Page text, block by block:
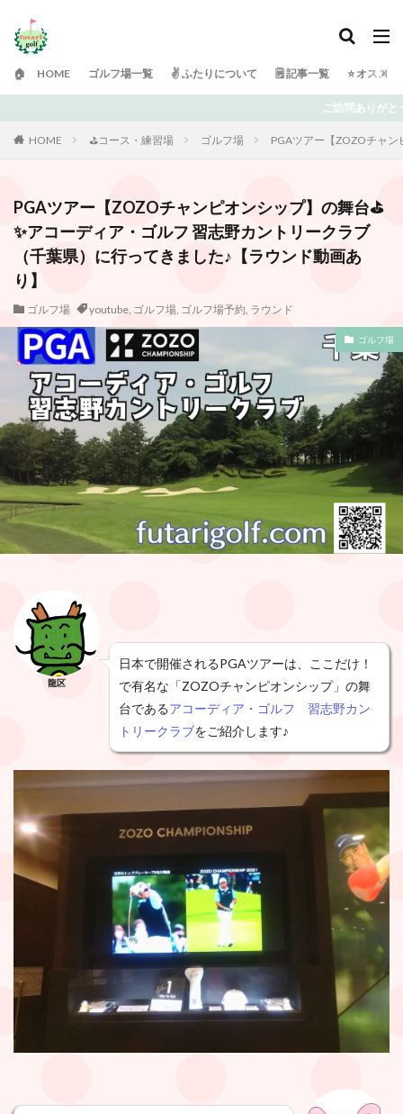
🏠 HOME ゴルフ場一覧 ✌️ ふたりについて 🗒 記事一覧 ⭐️ オスス
ご訪問ありがとうございます！ 日々ゴルフで頭がいっぱいの「ふ
HOME ⛳️コース・練習場 ゴルフ場 PGAツアー【ZOZOチャ
PGAツアー【ZOZOチャンピオンシップ】の舞台⛳️
✨アコーディア・ゴルフ 習志野カントリークラブ
（千葉県）に行ってきました♪【ラウンド動画あ
り】
ゴルフ場 youtube, ゴルフ場, ゴルフ場予約, ラウンド
ゴルフ場
龍区
日本で開催されるPGAツアーは、ここだけ！
で有名な「ZOZOチャンピオンシップ」の舞
台であるアコーディア・ゴルフ 習志野カン
トリークラブをご紹介します♪